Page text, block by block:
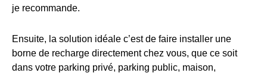
je recommande.
Ensuite, la solution idéale c’est de faire installer une
borne de recharge directement chez vous, que ce soit
dans votre parking privé, parking public, maison,